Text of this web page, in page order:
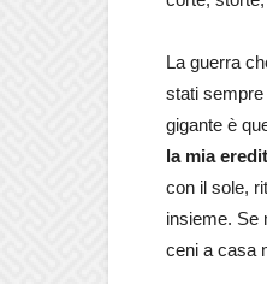
La guerra
stati sempre
gigante è
la mia
con il sole,
insieme. Se
ceni a casa